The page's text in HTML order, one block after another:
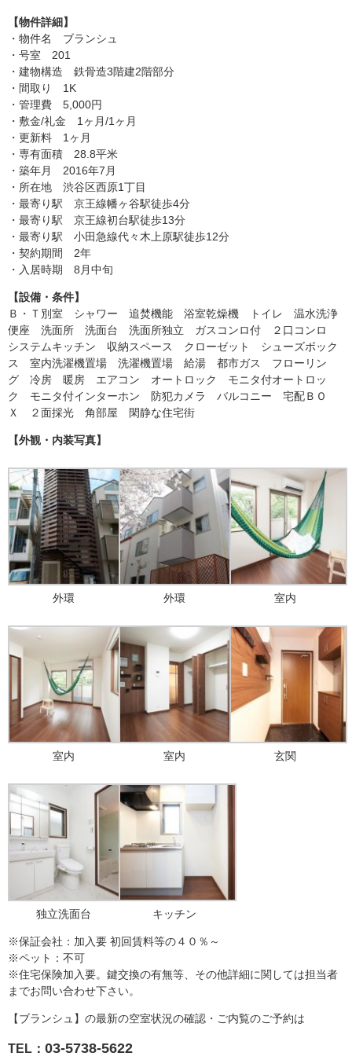
【物件詳細】
・物件名 ブランシュ
・号室 201
・建物構造 鉄骨造3階建2階部分
・間取り 1K
・管理費 5,000円
・敷金/礼金 1ヶ月/1ヶ月
・更新料 1ヶ月
・専有面積 28.8平米
・築年月 2016年7月
・所在地 渋谷区西原1丁目
・最寄り駅 京王線幡ヶ谷駅徒歩4分
・最寄り駅 京王線初台駅徒歩13分
・最寄り駅 小田急線代々木上原駅徒歩12分
・契約期間 2年
・入居時期 8月中旬
【設備・条件】
Ｂ・Ｔ別室 シャワー 追焚機能 浴室乾燥機 トイレ 温水洗浄
便座 洗面所 洗面台 洗面所独立 ガスコンロ付 ２口コンロ
システムキッチン 収納スペース クローゼット シューズボック
ス 室内洗濯機置場 洗濯機置場 給湯 都市ガス フローリン
グ 冷房 暖房 エアコン オートロック モニタ付オートロッ
ク モニタ付インターホン 防犯カメラ バルコニー 宅配ＢＯ
Ｘ ２面採光 角部屋 閑静な住宅街
【外観・内装写真】
外環 外環 室内
室内 室内 玄関
独立洗面台 キッチン
※保証会社：加入要 初回賃料等の４０％～
※ペット：不可
※住宅保険加入要。鍵交換の有無等、その他詳細に関しては担当者
までお問い合わせ下さい。
【ブランシュ】の最新の空室状況の確認・ご内覧のご予約は
TEL： 03-5738-5622